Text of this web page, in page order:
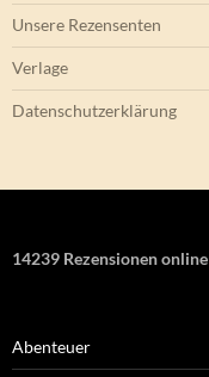
Unsere Rezensenten
Verlage
Datenschutzerklärung
14239 Rezensionen online
Abenteuer